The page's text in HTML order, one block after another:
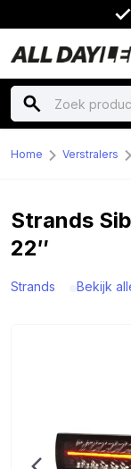
Home Verstralers
Strands
22″
Strands Bekijk